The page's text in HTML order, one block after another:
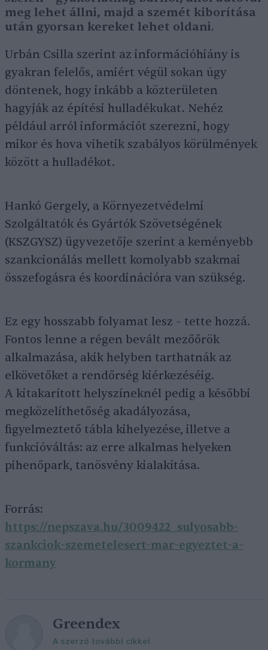
meg lehet állni, majd a szemét kiborítása
után gyorsan kereket lehet oldani.
Urbán Csilla szerint az információhiány is
gyakran felelős, amiért végül sokan úgy
döntenek, hogy inkább a közterületen
hagyják az építési hulladékukat. Nehéz
például arról információt szerezni, hogy
mikor és hova vihetik szabályos körülmények
között a hulladékot.
Hankó Gergely, a Környezetvédelmi
Szolgáltatók és Gyártók Szövetségének
(KSZGYSZ) ügyvezetője szerint a keményebb
szankcionálás mellett komolyabb szakmai
összefogásra és koordinációra van szükség.
Ez egy hosszabb folyamat lesz – tette hozzá.
Fontos lenne a régen bevált mezőőrök
alkalmazása, akik helyben tarthatnák az
elkövetőket a rendőrség kiérkezéséig.
A kitakarított helyszíneknél pedig a későbbi
megközelíthetőség akadályozása,
figyelmeztető tábla kihelyezése, illetve a
funkcióváltás: az erre alkalmas helyeken
pihenőpark, tanösvény kialakítása.
Forrás:
https://nepszava.hu/3009422_sulyosabb-
szankciok-szemetelesert-mar-egyeztet-a-
kormany
Greendex
A szerző további cikkei